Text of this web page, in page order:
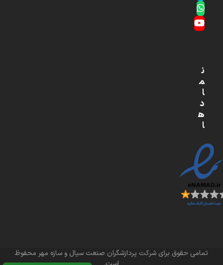
Whatsapp
YouTube
ن
م
ا
د
ه
ا
تمامی حقوق برای شرکت پردازشگران صنعت سیال و سازه مهر محفوظ